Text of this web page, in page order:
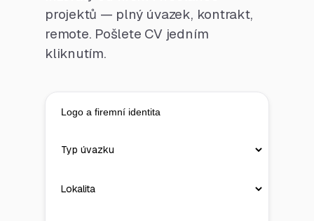
projektů — plný úvazek, kontrakt,
remote. Pošlete CV jedním
kliknutím.